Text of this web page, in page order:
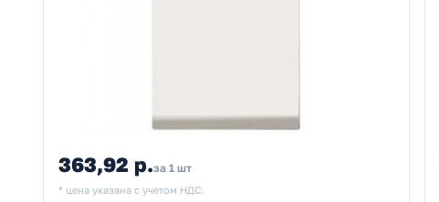
363,92 р.за 1 шт
* цена указана с учетом НДС.